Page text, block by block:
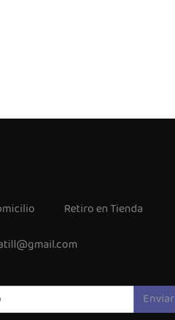
Retiro en Tienda
Enviar